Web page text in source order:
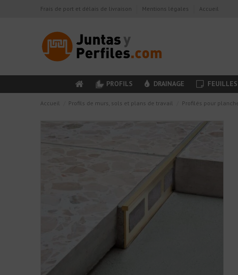
Frais de port et délais de livraison Mentions légales Accueil
PROFILS DRAINAGE FEUILLES
Accueil Profils de murs, sols et plans de travail Profilés pour